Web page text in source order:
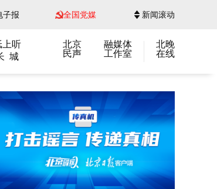
子报 全国党媒 新闻滚动
上听
城
北京
民声
融媒体
工作室
北晚
在线